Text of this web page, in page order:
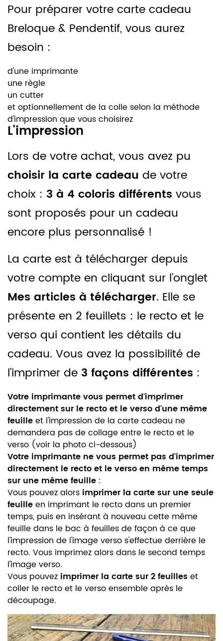
Pour préparer votre carte cadeau
Breloque & Pendentif, vous aurez
besoin :
d'une imprimante
une règle
un cutter
et optionnellement de la colle selon la méthode
d'impression que vous choisirez
L'impression
Lors de votre achat, vous avez pu
choisir la carte cadeau de votre
choix : 3 à 4 coloris différents vous
sont proposés pour un cadeau
encore plus personnalisé !
La carte est à télécharger depuis
votre compte en cliquant sur l'onglet
Mes articles à télécharger. Elle se
présente en 2 feuillets : le recto et le
verso qui contient les détails du
cadeau. Vous avez la possibilité de
l'imprimer de 3 façons différentes :
Votre imprimante vous permet d'imprimer
directement sur le recto et le verso d'une même
feuilleet l'impression de la carte cadeau ne
demandera pas de collage entre le recto et le
verso (voir la photo ci-dessous)
Votre imprimante ne vous permet pas d'imprimer
directement le recto et le verso en même temps
sur une même feuille :
Vous pouvez alors imprimer la carte sur une seule
feuilleen imprimant le recto dans un premier
temps, puis en insérant à nouveau cette même
feuille dans le bac à feuilles de façon à ce que
l'impression de l'image verso s'effectue derrière le
recto. Vous imprimez alors dans le second temps
l'image verso.
Vous pouvez imprimer la carte sur 2 feuilles et
coller le recto et le verso ensemble après le
découpage.